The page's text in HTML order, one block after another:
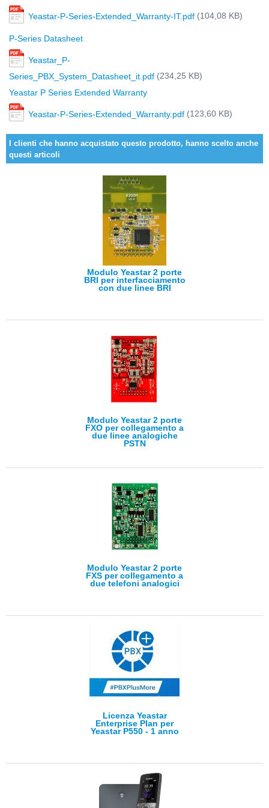
Yeastar-P-Series-Extended_Warranty-IT.pdf (104,08 KB)
P-Series Datasheet
Yeastar_P-
Series_PBX_System_Datasheet_it.pdf (234,25 KB)
Yeastar P Series Extended Warranty
Yeastar-P-Series-Extended_Warranty.pdf (123,60 KB)
I clienti che hanno acquistato questo prodotto, hanno scelto anche
questi articoli
Modulo Yeastar 2 porte
BRI per interfacciamento
con due linee BRI
Modulo Yeastar 2 porte
FXO per collegamento a
due linee analogiche
PSTN
Modulo Yeastar 2 porte
FXS per collegamento a
due telefoni analogici
Licenza Yeastar
Enterprise Plan per
Yeastar P550 - 1 anno